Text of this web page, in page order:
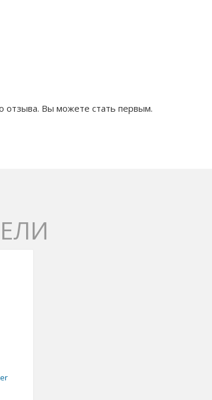
отзыва. Вы можете стать первым.